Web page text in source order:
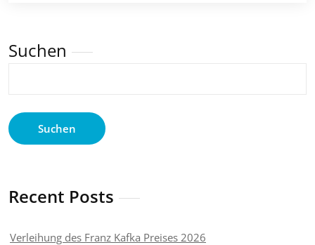
Suchen
Suchen
Recent Posts
Verleihung des Franz Kafka Preises 2026